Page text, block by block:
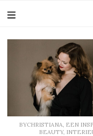
BYCHRISTIANA, EEN
BEAUTY,